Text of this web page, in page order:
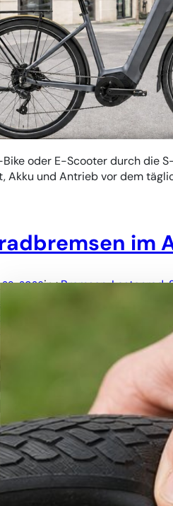
Bike oder E-Scooter durch die
Akku und Antrieb vor dem
im
28, 2026in :Bremsen, Lastenrad,
Wien
hydraulische